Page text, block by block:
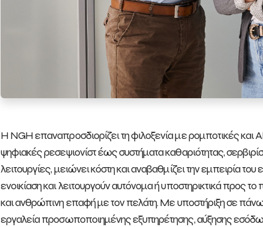
Η NGH επαναπροσδιορίζει τη φιλοξενία με ρομποτικές και
ψηφιακές ρεσεψιονίστ έως συστήματα καθαριότητας,
λειτουργίες, μειώνει κόστη και αναβαθμίζει την εμπειρία
ενοικίαση και λειτουργούν αυτόνομα ή υποστηρικτικά προς
και ανθρώπινη επαφή με τον πελάτη. Με υποστήριξη σε
εργαλεία προσωποποιημένης εξυπηρέτησης, αύξησης εσόδων